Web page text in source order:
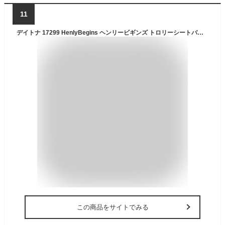
11
デイトナ 17299 HenlyBegins ヘンリービギンズ トロリーシートバッグ DH-746 530×320×300mm 4kg かばん 鞄 カバン 旅行 トラベルバック キャンプ キャンプツーリング キャスター付き キャリーケース キャリーバック
この商品をサイトでみる